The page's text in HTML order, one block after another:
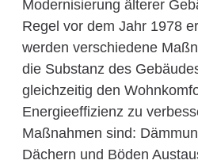
Modernisierung älterer
Regel vor dem Jahr 1978
werden verschiedene
die Substanz des
gleichzeitig den
Energieeffizienz zu
Maßnahmen sind:
Dächern und Böden